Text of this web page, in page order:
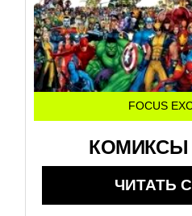
FOCUS
КОМИКСЫ
ЧИТАТЬ